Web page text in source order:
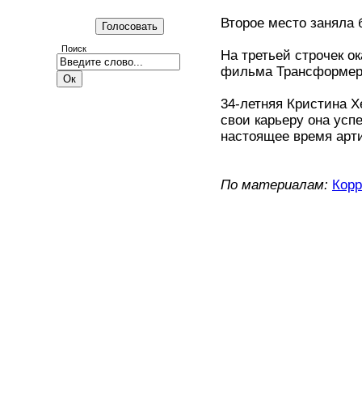
Поиск
Второе место
На третьей строчек
фильма
34-летняя Кристина
свои карьеру она
настоящее время
По материалам: